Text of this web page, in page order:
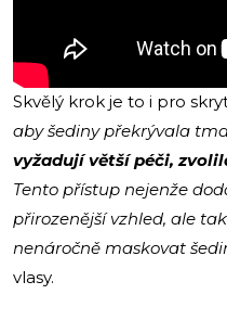
Skvělý krok je to i pro
aby šediny překrývala
vyžadují větší péči,
Tento přístup nejenže
přirozenější vzhled, ale
nenáročně maskovat
vlasy.